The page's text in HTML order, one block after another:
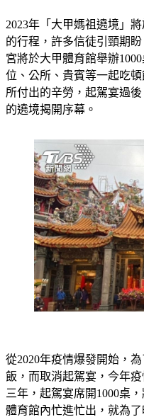
2023年「大甲媽祖遶境」
的行程，許多信徒引頸期
宮將於大甲體育館舉辦
位、公所、貴賓等一起吃
所付出的辛勞，起駕宴過
從2020年疫情爆發開始，
飯，而取消起駕宴，今年
三年，起駕宴席開1000桌